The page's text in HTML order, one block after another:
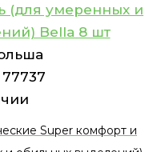
(для умеренных и
Bella 8 шт
77737
Super комфорт и